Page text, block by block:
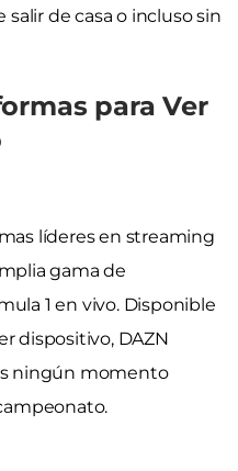
de casa o incluso sin
para Ver
líderes en streaming
gama de
1 en vivo. Disponible
dispositivo, DAZN
ningún momento